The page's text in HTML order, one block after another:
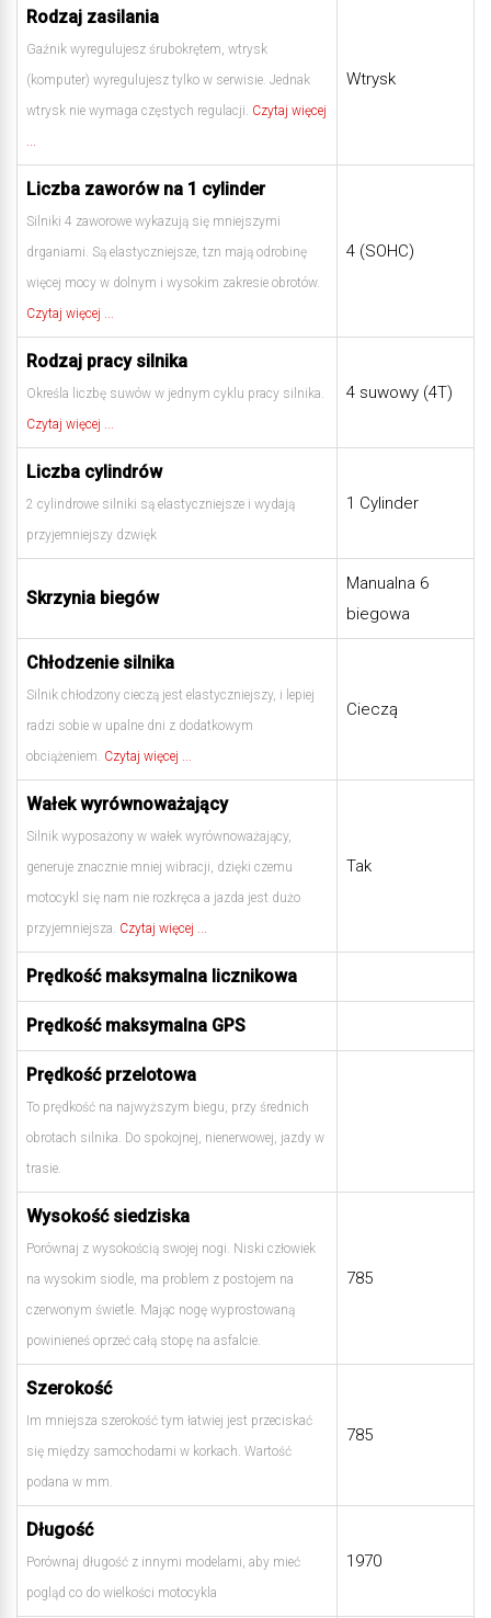
Rodzaj zasilania
Gaźnik wyregulujesz śrubokrętem, wtrysk
(komputer) wyregulujesz tylko w serwisie. Jednak
wtrysk nie wymaga częstych regulacji. Czytaj więcej
...
Wtrysk
Liczba zaworów na 1 cylinder
Silniki 4 zaworowe wykazują się mniejszymi
drganiami. Są elastyczniejsze, tzn mają odrobinę
więcej mocy w dolnym i wysokim zakresie obrotów.
Czytaj więcej ...
4 (SOHC)
Rodzaj pracy silnika
Określa liczbę suwów w jednym cyklu pracy silnika.
Czytaj więcej ...
4 suwowy (4T)
Liczba cylindrów
2 cylindrowe silniki są elastyczniejsze i wydają
przyjemniejszy dzwięk
1 Cylinder
Skrzynia biegów
Manualna 6
biegowa
Chłodzenie silnika
Silnik chłodzony cieczą jest elastyczniejszy, i lepiej
radzi sobie w upalne dni z dodatkowym
obciążeniem. Czytaj więcej ...
Cieczą
Wałek wyrównoważający
Silnik wyposażony w wałek wyrównoważający,
generuje znacznie mniej wibracji, dzięki czemu
motocykl się nam nie rozkręca a jazda jest dużo
przyjemniejsza. Czytaj więcej ...
Tak
Prędkość maksymalna licznikowa
Prędkość maksymalna GPS
Prędkość przelotowa
To prędkość na najwyższym biegu, przy średnich
obrotach silnika. Do spokojnej, nienerwowej, jazdy w
trasie.
Wysokość siedziska
Porównaj z wysokością swojej nogi. Niski człowiek
na wysokim siodle, ma problem z postojem na
czerwonym świetle. Mając nogę wyprostowaną
powinieneś oprzeć całą stopę na asfalcie.
785
Szerokość
Im mniejsza szerokość tym łatwiej jest przeciskać
się między samochodami w korkach. Wartość
podana w mm.
785
Długość
Porównaj długość z innymi modelami, aby mieć
pogląd co do wielkości motocykla
1970